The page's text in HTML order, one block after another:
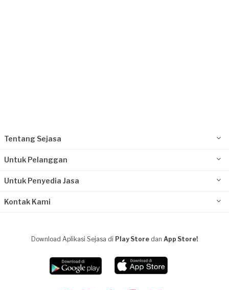
Tentang Sejasa
Untuk Pelanggan
Untuk Penyedia Jasa
Kontak Kami
Download Aplikasi Sejasa di Play Store dan App Store!